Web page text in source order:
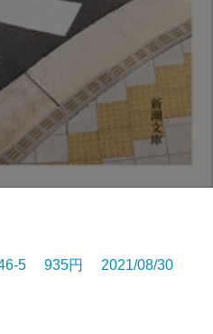
5 935円 2021/08/30